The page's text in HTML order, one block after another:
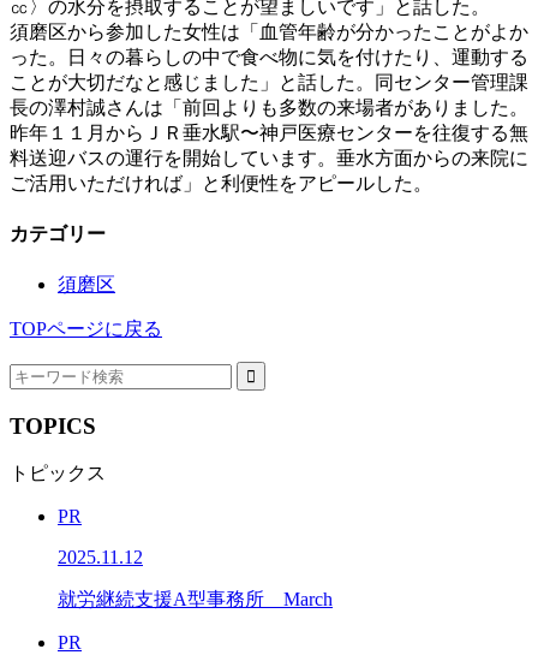
㏄〉の水分を摂取することが望ましいです」と話した。
須磨区から参加した女性は「血管年齢が分かったことがよか
った。日々の暮らしの中で食べ物に気を付けたり、運動する
ことが大切だなと感じました」と話した。同センター管理課
長の澤村誠さんは「前回よりも多数の来場者がありました。
昨年１１月からＪＲ垂水駅〜神戸医療センターを往復する無
料送迎バスの運行を開始しています。垂水方面からの来院に
ご活用いただければ」と利便性をアピールした。
カテゴリー
須磨区
TOPページに戻る
TOPICS
トピックス
PR
2025.11.12
就労継続支援A型事務所 March
PR